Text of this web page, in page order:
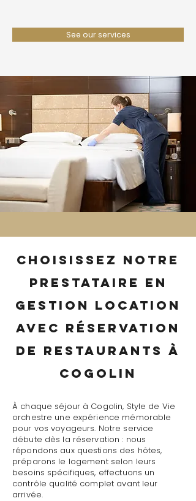
See our services
Choisissez notre
prestataire en
gestion location
avec réservation
de restaurants à
Cogolin
À chaque séjour à Cogolin, Style de Vie
orchestre une expérience mémorable
pour vos voyageurs. Notre service
débute dès la réservation : nous
répondons aux questions des hôtes,
préparons le logement selon leurs
besoins spécifiques, effectuons un
contrôle qualité complet avant leur
arrivée.